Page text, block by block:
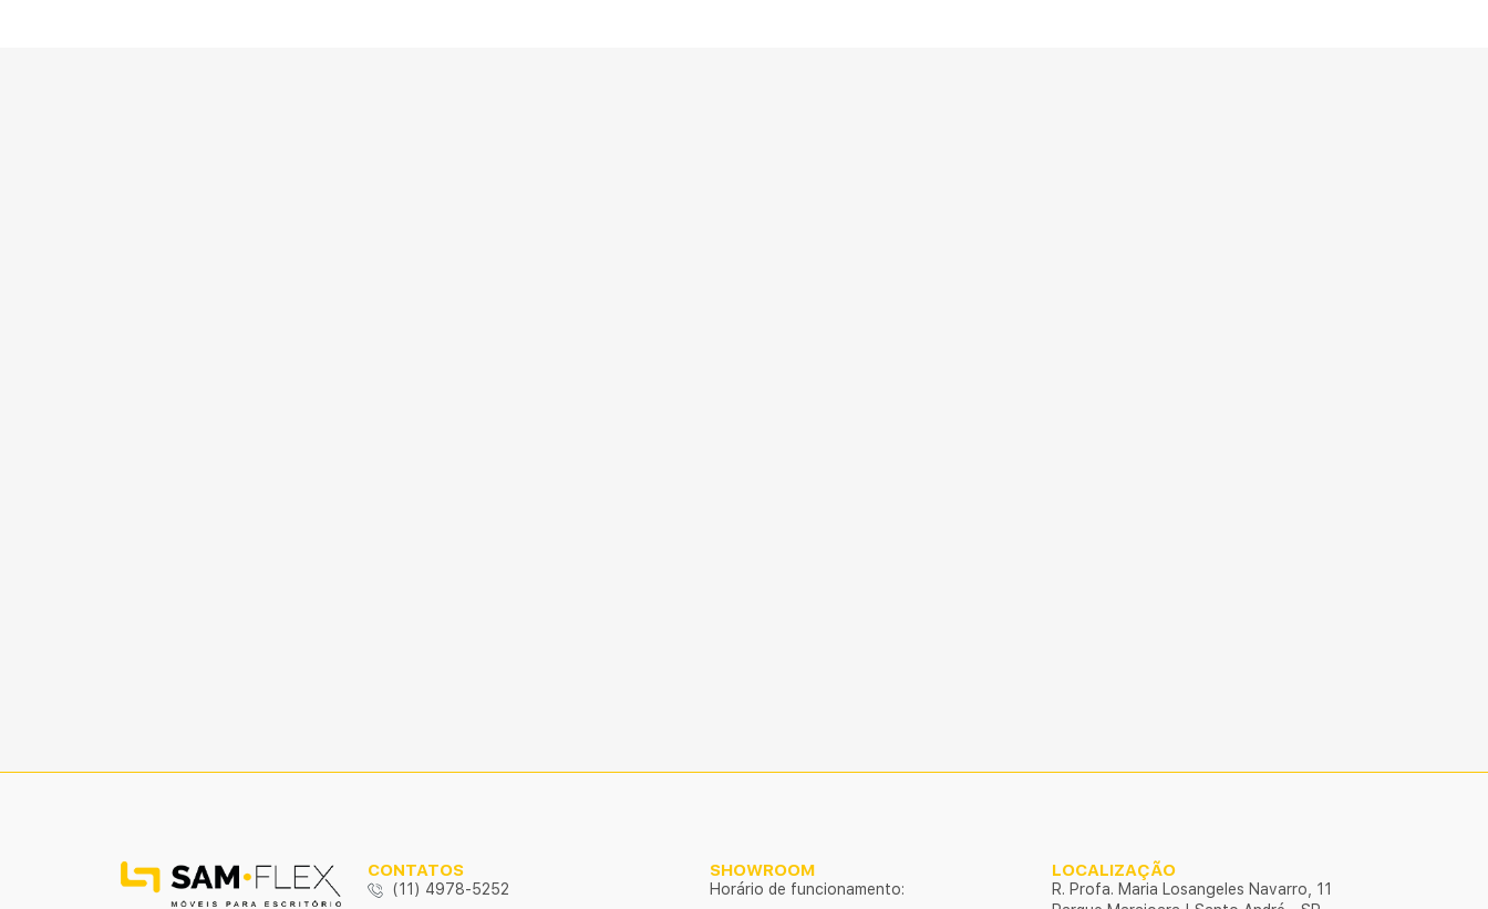
CONTATOS
(11) 4978-5252
SHOWROOM
Horário de funcionamento:
LOCALIZAÇÃO
R. Profa. Maria Losangeles Navarro, 11